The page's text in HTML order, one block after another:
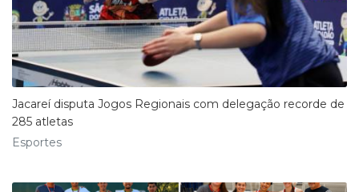
Jacareí disputa Jogos Regionais com delegação recorde de
285 atletas
Esportes